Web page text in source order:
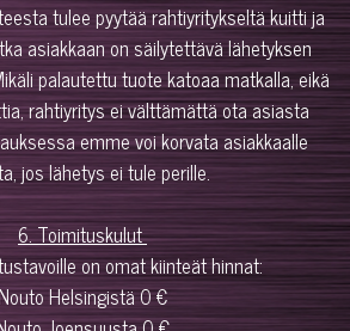
tulee pyytää rahtiyritykseltä kuitti ja
asiakkaan on säilytettävä lähetyksen
palautettu tuote katoaa matkalla, eikä
rahtiyritys ei välttämättä ota asiasta
emme voi korvata asiakkaalle
jos lähetys ei tule perille.
6. Toimituskulut
on omat kiinteät hinnat:
Helsingistä 0 €